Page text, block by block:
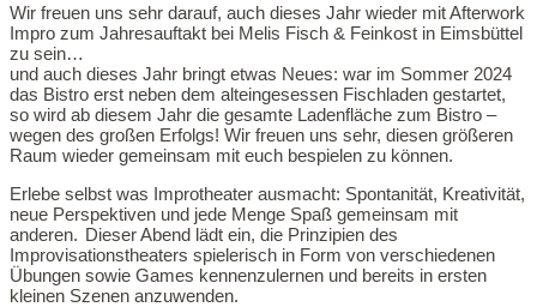
Wir freuen uns sehr darauf, auch dieses Jahr wieder mit Afterwork
Impro zum Jahresauftakt bei Melis Fisch & Feinkost in Eimsbüttel
zu sein…
und auch dieses Jahr bringt etwas Neues: war im Sommer 2024
das Bistro erst neben dem alteingesessen Fischladen gestartet,
so wird ab diesem Jahr die gesamte Ladenfläche zum Bistro –
wegen des großen Erfolgs! Wir freuen uns sehr, diesen größeren
Raum wieder gemeinsam mit euch bespielen zu können.
Erlebe selbst was Improtheater ausmacht: Spontanität, Kreativität,
neue Perspektiven und jede Menge Spaß gemeinsam mit
anderen. Dieser Abend lädt ein, die Prinzipien des
Improvisationstheaters spielerisch in Form von verschiedenen
Übungen sowie Games kennenzulernen und bereits in ersten
kleinen Szenen anzuwenden.